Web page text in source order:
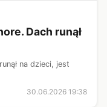
Dach runął
na dzieci, jest
30.06.2026 19:38